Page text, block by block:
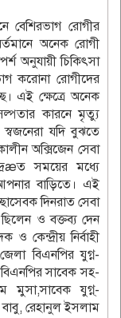
বেশিরভাগ রোগীর
অনেক রোগী
অনুযায়ী চিকিৎসা
করোনা রোগীদের
এই ক্ষেত্রে অনেক
কারনে মৃত্যু
স্বজনেরা যদি বুঝতে
অক্সিজেন সেবা
সময়ের মধ্যে
বাড়িতে। এই
দিনরাত সেবা
ও বক্তব্য দেন
কেন্দ্রীয় নির্বাহী
বিএনপির যুগ্ন-
সাবেক সহ-
মুসা,সাবেক যুগ্ন্-
রেহানুল ইসলাম